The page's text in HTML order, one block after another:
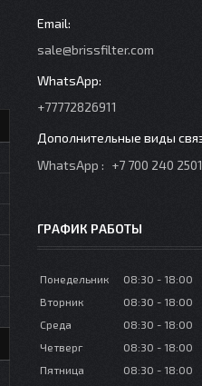
sale@brissfilter.com
+77772826911
WhatsApp +7 700 240 2501
ГРАФИК РАБОТЫ
Понедельник 08:30
18:00
Вторник
08:30
18:00
Среда
08:30
18:00
Четверг
08:30
18:00
Пятница
08:30 18:00